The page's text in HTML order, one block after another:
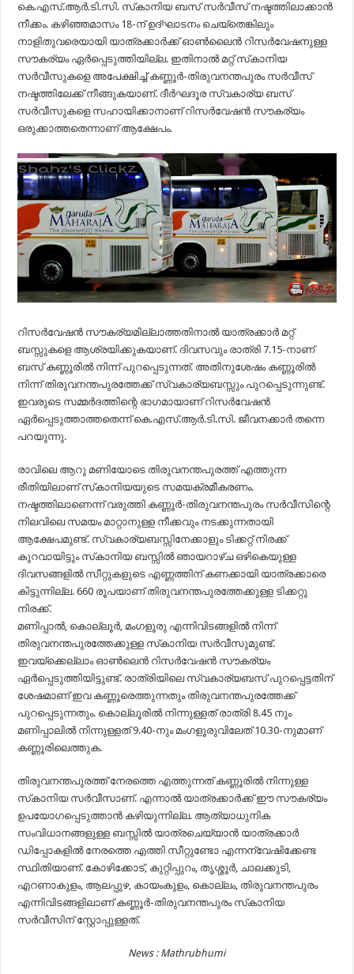
കെ.എസ്.ആര്‍.ടി.സി. സ്‌കാനിയ ബസ് സര്‍വീസ് നഷ്ടത്തിലാക്കാന്‍
നീക്കം. കഴിഞ്ഞമാസം 18-ന് ഉദ്ഘാടനം ചെയ്‌തെങ്കിലും
നാളിതുവരെയായി യാത്രക്കാര്‍ക്ക് ഓണ്‍ലൈന്‍ റിസര്‍വേഷനുള്ള
സൗകര്യം ഏര്‍പ്പെടുത്തിയില്ല. ഇതിനാല്‍ മറ്റ് സ്‌കാനിയ
സര്‍വീസുകളെ അപേക്ഷിച്ച് കണ്ണൂര്‍-തിരുവനന്തപുരം സര്‍വീസ്
നഷ്ടത്തിലേക്ക് നീങ്ങുകയാണ്. ദീര്‍ഘദൂര സ്വകാര്യ ബസ്
സര്‍വീസുകളെ സഹായിക്കാനാണ് റിസര്‍വേഷന്‍ സൗകര്യം
ഒരുക്കാത്തതെന്നാണ് ആക്ഷേപം.
റിസര്‍വേഷന്‍ സൗകര്യമില്ലാത്തതിനാല്‍ യാത്രക്കാര്‍ മറ്റ്
ബസ്സുകളെ ആശ്രയിക്കുകയാണ്. ദിവസവും രാത്രി 7.15-നാണ്
ബസ് കണ്ണൂരില്‍ നിന്ന് പുറപ്പെടുന്നത്. അതിനുശേഷം കണ്ണൂരില്‍
നിന്ന് തിരുവനന്തപുരത്തേക്ക് സ്വകാര്യബസ്സും പുറപ്പെടുന്നുണ്ട്.
ഇവരുടെ സമ്മര്‍ദത്തിന്റെ ഭാഗമായാണ് റിസര്‍വേഷന്‍
ഏര്‍പ്പെടുത്താത്തതെന്ന് കെ.എസ്.ആര്‍.ടി.സി. ജീവനക്കാര്‍ തന്നെ
പറയുന്നു.
രാവിലെ ആറു മണിയോടെ തിരുവനന്തപുരത്ത് എത്തുന്ന
രീതിയിലാണ് സ്‌കാനിയയുടെ സമയക്രമീകരണം.
നഷ്ടത്തിലാണെന്ന് വരുത്തി കണ്ണൂര്‍-തിരുവനന്തപുരം സര്‍വീസിന്റെ
നിലവിലെ സമയം മാറ്റാനുള്ള നീക്കവും നടക്കുന്നതായി
ആക്ഷേപമുണ്ട്. സ്വകാര്യബസ്സിനേക്കാളും ടിക്കറ്റ് നിരക്ക്
കുറവായിട്ടും സ്‌കാനിയ ബസ്സില്‍ ഞായറാഴ്ച ഒഴികെയുള്ള
ദിവസങ്ങളില്‍ സീറ്റുകളുടെ എണ്ണത്തിന് കണക്കായി യാത്രക്കാരെ
കിട്ടുന്നില്ല. 660 രൂപയാണ് തിരുവനന്തപുരത്തേക്കുള്ള ടിക്കറ്റു
നിരക്ക്.
മണിപ്പാല്‍, കൊല്ലൂര്‍, മംഗളൂരു എന്നിവിടങ്ങളില്‍ നിന്ന്
തിരുവനന്തപുരത്തേക്കുള്ള സ്‌കാനിയ സര്‍വീസുമുണ്ട്.
ഇവയ്‌ക്കെല്ലാം ഓണ്‍ലെന്‍ റിസര്‍വേഷന്‍ സൗകര്യം
ഏര്‍പ്പെടുത്തിയിട്ടുണ്ട്. രാത്രിയിലെ സ്വകാര്യബസ് പുറപ്പെട്ടതിന്
ശേഷമാണ് ഇവ കണ്ണൂരെത്തുന്നതും തിരുവനന്തപുരത്തേക്ക്
പുറപ്പെടുന്നതും. കൊല്ലൂരില്‍ നിന്നുള്ളത് രാത്രി 8.45 നും
മണിപ്പാലില്‍ നിന്നുള്ളത് 9.40-നും മംഗളൂരുവിലേത് 10.30-നുമാണ്
കണ്ണൂരിലെത്തുക.
തിരുവനന്തപുരത്ത് നേരത്തെ എത്തുന്നത് കണ്ണൂരില്‍ നിന്നുള്ള
സ്‌കാനിയ സര്‍വീസാണ്. എന്നാല്‍ യാത്രക്കാര്‍ക്ക് ഈ സൗകര്യം
ഉപയോഗപ്പെടുത്താന്‍ കഴിയുന്നില്ല. ആത്യാധുനിക
സംവിധാനങ്ങളുള്ള ബസ്സില്‍ യാത്രചെയ്യാന്‍ യാത്രക്കാര്‍
ഡിപ്പോകളില്‍ നേരത്തെ എത്തി സീറ്റുണ്ടോ എന്നന്വേഷിക്കേണ്ട
സ്ഥിതിയാണ്. കോഴിക്കോട്, കുറ്റിപ്പുറം, തൃശ്ശൂര്‍, ചാലക്കുടി,
എറണാകുളം, ആലപ്പുഴ, കായംകുളം, കൊല്ലം, തിരുവനന്തപുരം
എന്നിവിടങ്ങളിലാണ് കണ്ണൂര്‍-തിരുവനന്തപുരം സ്‌കാനിയ
സര്‍വീസിന് സ്റ്റോപ്പുള്ളത്.
News : Mathrubhumi